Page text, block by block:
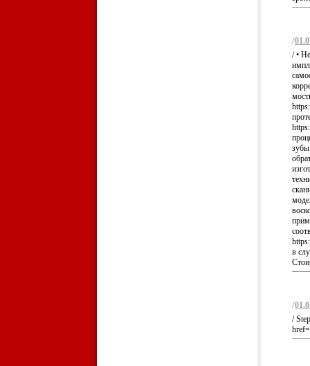
/
/ •
зубы
в
/
/